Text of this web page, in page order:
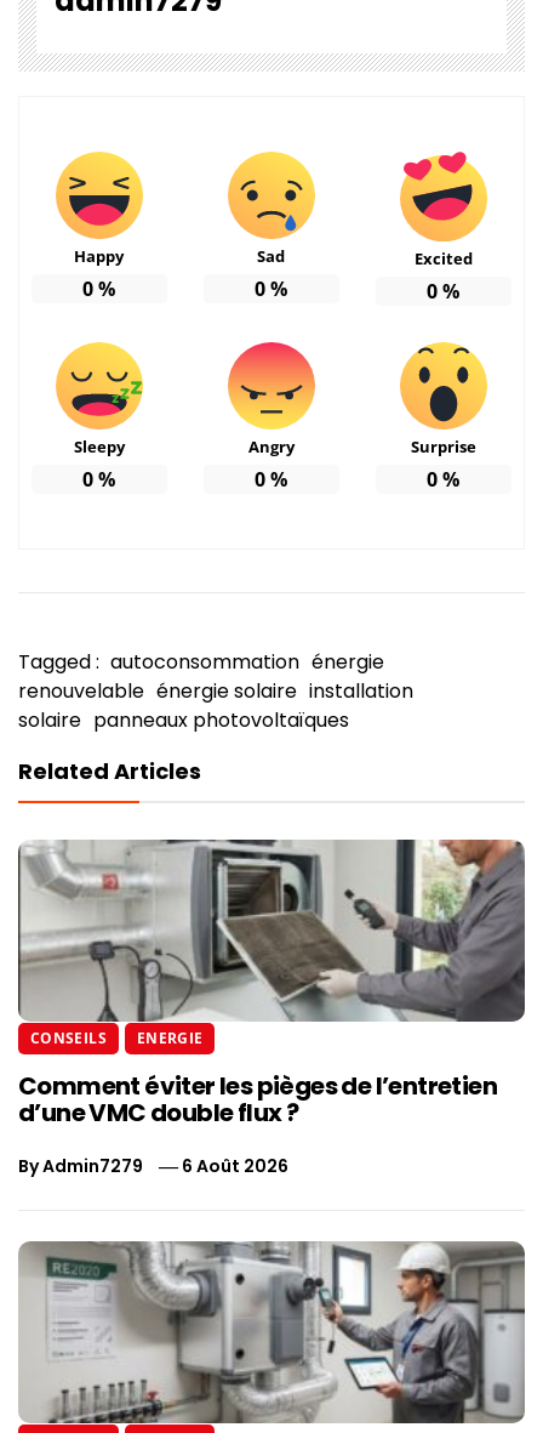
Happy
0%
Sad
0%
Excited
0%
Sleepy
0%
Angry
0%
Surprise
0%
Tagged : autoconsommation énergie
renouvelable énergie solaire installation
solaire panneaux photovoltaïques
Related Articles
CONSEILS ENERGIE
Comment éviter les pièges de l’entretien
d’une VMC double flux ?
ByAdmin7279 6 Août 2026